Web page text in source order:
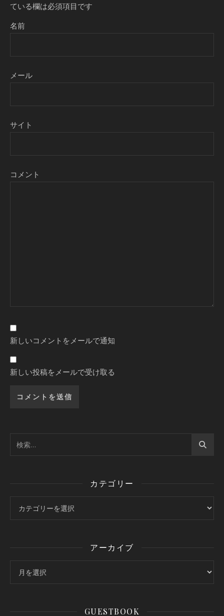
ている欄は必須項目です
名前
メール
サイト
コメント
新しいコメントをメールで通知
新しい投稿をメールで受け取る
カテゴリー
アーカイブ
GUESTBOOK